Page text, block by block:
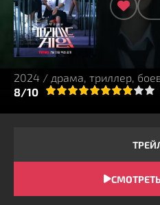
2024 / драма, триллер,
8/10
4 5 6 7 8 9 10